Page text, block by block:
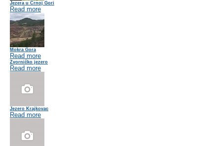
Jezera u Crnoj Gori
Read more
Mokra Gora
Read more
Zvorničko jezero
Read more
Jezero Krajkovac
Read more